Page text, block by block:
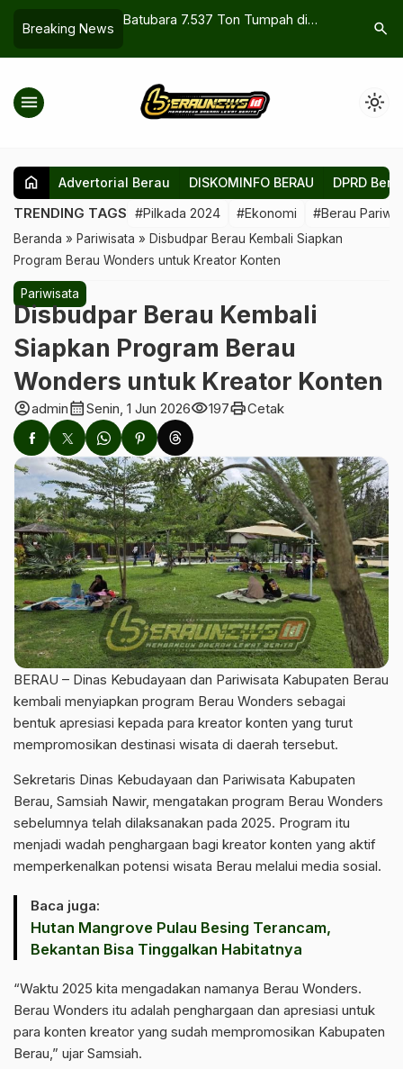
Breaking News
untuk Atur Arus
Batubara 7.537 Ton Tumpah di
di Jety PT Berau Coal
Produk
Batu
search
menu light_mode
home Advertorial Berau DISKOMINFO BERAU DPRD
TRENDING TAGS #Pilkada 2024 #Ekonomi #Berau
Beranda » Pariwisata » Disbudpar Berau Kembali Siapkan
Program Berau Wonders untuk Kreator Konten
Pariwisata
Disbudpar Berau Kembali
Siapkan Program Berau
Wonders untuk Kreator Konten
account_circleadmincalendar_monthSenin, 1 Jun 2026visibility197printCetak
BERAU – Dinas Kebudayaan dan Pariwisata Kabupaten Berau
kembali menyiapkan program Berau Wonders sebagai
bentuk apresiasi kepada para kreator konten yang turut
mempromosikan destinasi wisata di daerah tersebut.
Sekretaris Dinas Kebudayaan dan Pariwisata Kabupaten
Berau, Samsiah Nawir, mengatakan program Berau Wonders
sebelumnya telah dilaksanakan pada 2025. Program itu
menjadi wadah penghargaan bagi kreator konten yang aktif
memperkenalkan potensi wisata Berau melalui media sosial.
Baca juga:
Hutan Mangrove Pulau Besing Terancam,
Bekantan Bisa Tinggalkan Habitatnya
“Waktu 2025 kita mengadakan namanya Berau Wonders.
Berau Wonders itu adalah penghargaan dan apresiasi untuk
para konten kreator yang sudah mempromosikan Kabupaten
Berau,” ujar Samsiah.